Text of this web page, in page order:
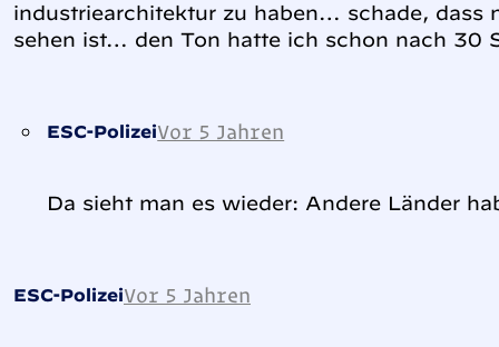
industriearchitektur zu haben… schade, dass
sehen ist… den Ton hatte ich schon nach 30
ESC-PolizeiVor 5 Jahren
Da sieht man es wieder: Andere Länder
ESC-PolizeiVor 5 Jahren